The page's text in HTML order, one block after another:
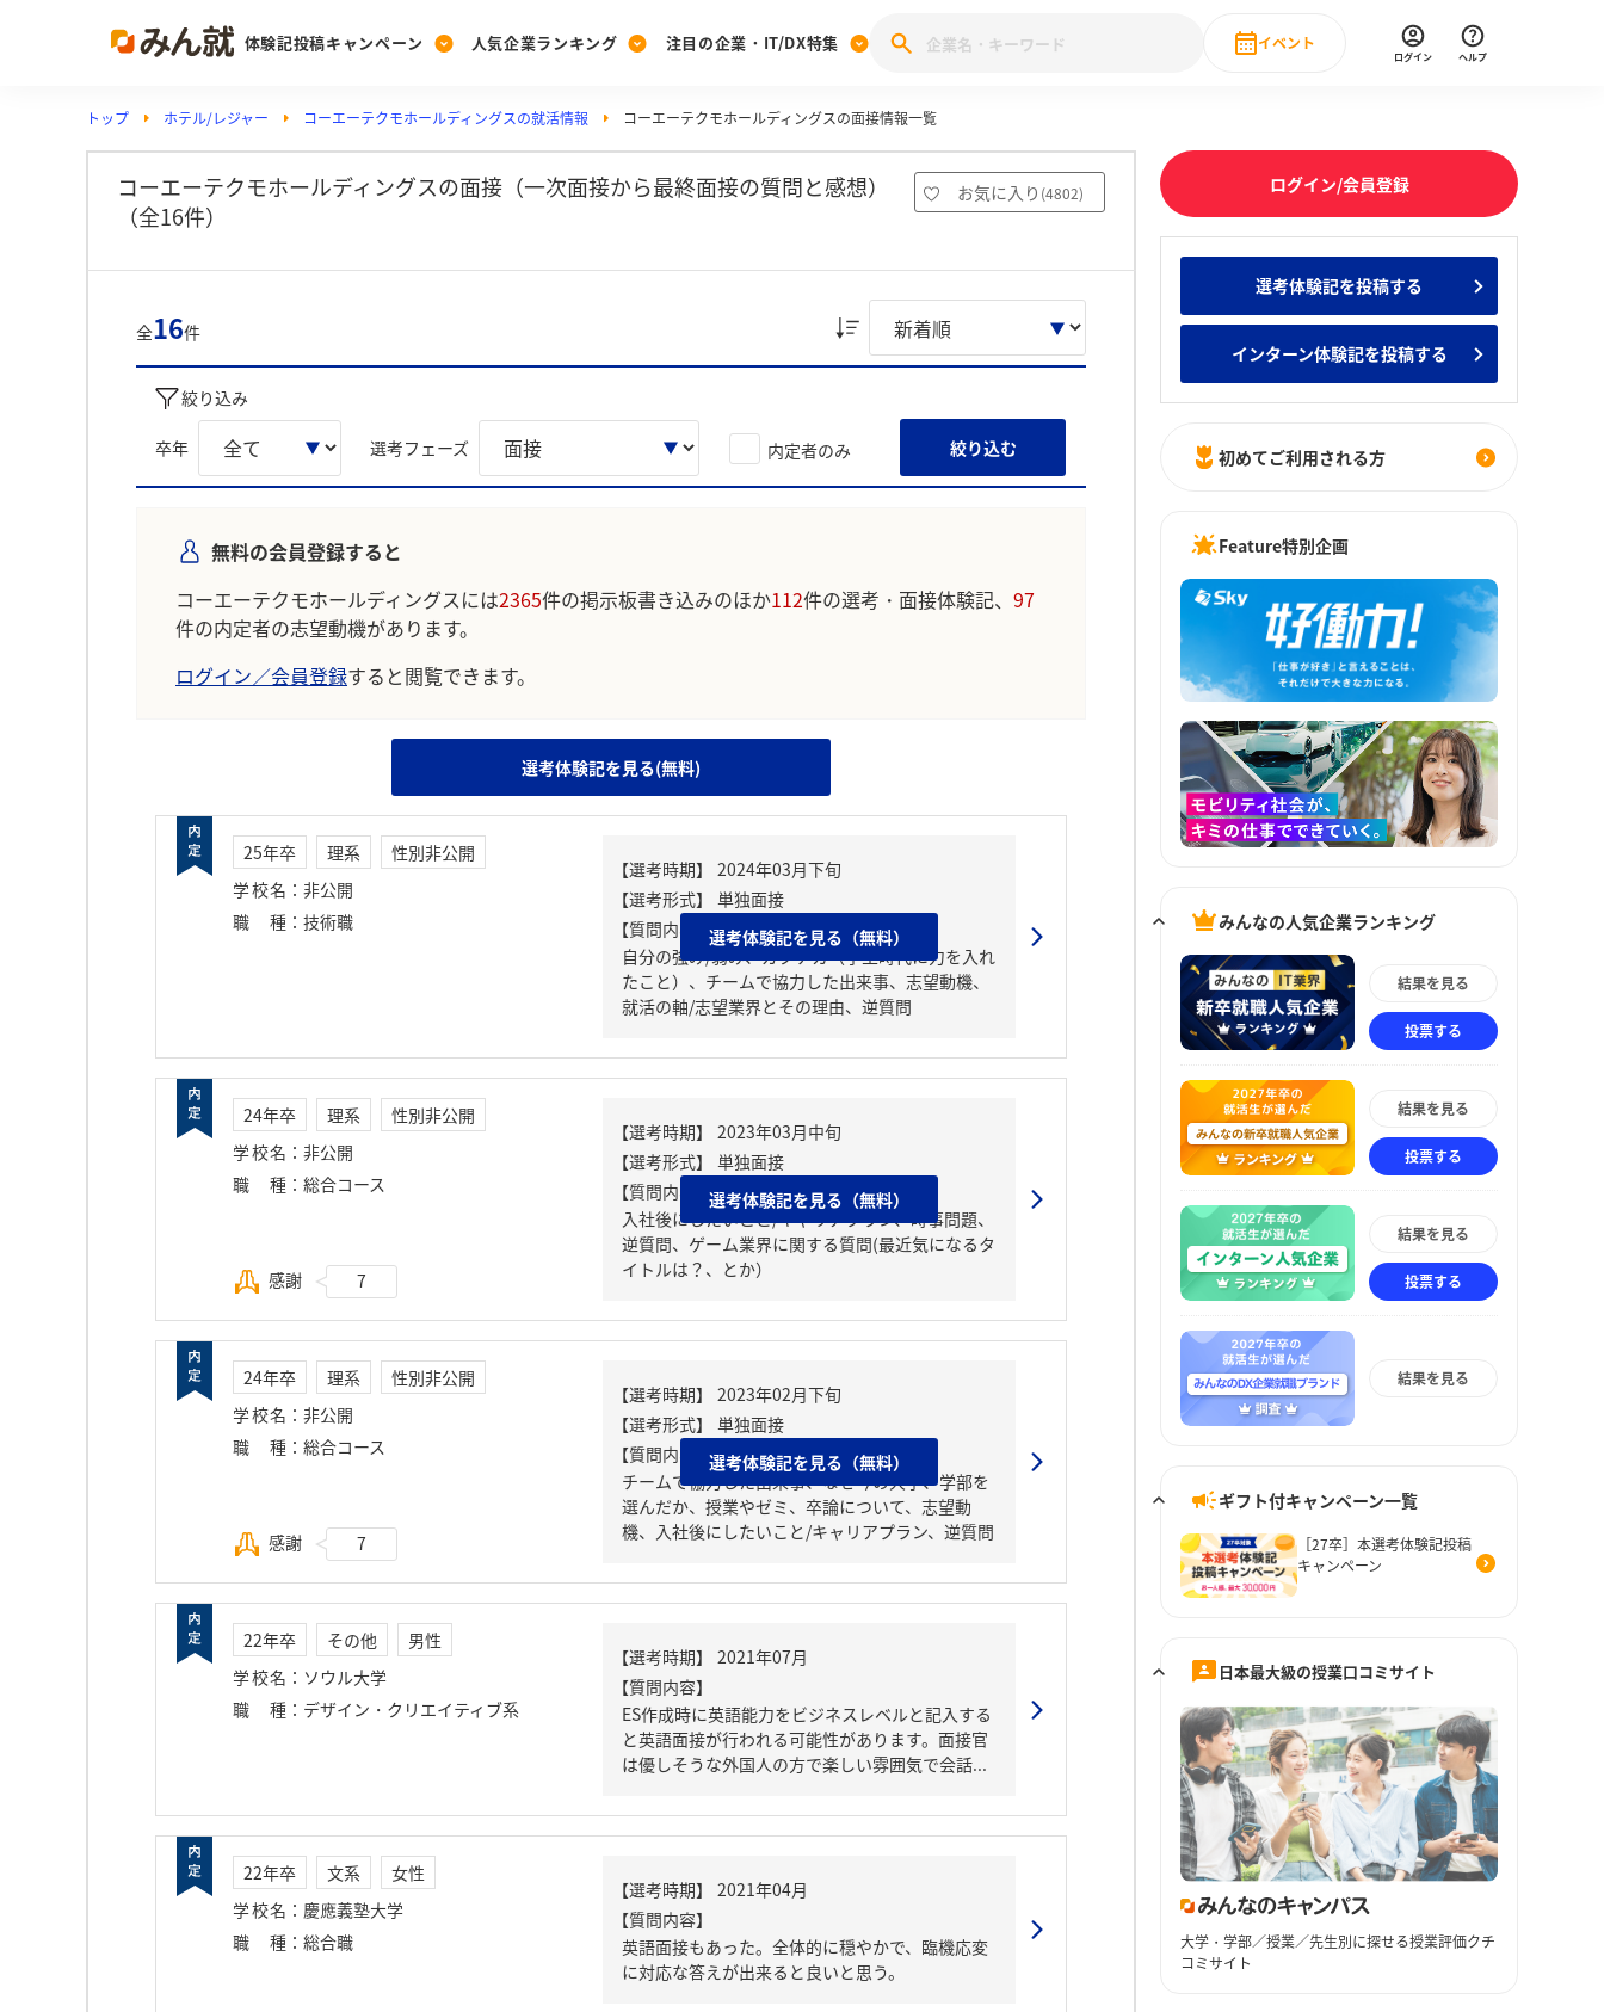
体験記投稿キャンペーン
Post
投稿する
[27卒] 本選考体験記投稿キャンペーン
人気企業ランキング
Ranking
ランキングを見る
みんなのDX企業就職ブランド調査
Vote みんなの新卒就職人気企業ランキング みんなのインターン人気企業ランキ
注目の企業・IT/DX特集
PickUp
注目の企業特集
28卒 IT・DX現場社員インタビュー
イベント
直近のイベント一覧
ログイン ヘルプ
トップ ホテル/レジャー コーエーテクモホールディングスの就活情報 コーエーテクモホールディングスの面接情報一覧
コーエーテクモホールディングスの面接（一次面接から最終面接の質問と感想）
（全16件）
お気に入り (4802)
全16件
絞り込み
卒年 選考フェーズ 内定者のみ 絞り込む
無料の会員登録すると
コーエーテクモホールディングスには2365件の掲示板書き込みのほか112件の選考・面接体験記、 97
件の内定者の志望動機があります。
ログイン／会員登録すると閲覧できます。
選考体験記を見る(無料)
25年卒 理系
性別非公開
学校名 ： 非公開
職種 ： 技術職
【質問内容・課題】
自分の強み/弱み、ガクチカ（学生時代に力を入れ
たこと）、チームで協力した出来事、志望動機、
就活の軸/志望業界とその理由、逆質問
選考体験記を見る（無料）
24年卒 理系
性別非公開
学校名 ： 非公開
職種 ： 総合コース
感謝 7
【質問内容・課題】
入社後にしたいこと/キャリアプラン、時事問題、
逆質問、ゲーム業界に関する質問(最近気になるタ
イトルは？、とか）
選考体験記を見る（無料）
24年卒 理系
性別非公開
学校名 ： 非公開
職種 ： 総合コース
感謝 7
【質問内容・課題】
チームで協力した出来事、なぜ今の大学、学部を
選んだか、授業やゼミ、卒論について、志望動
機、入社後にしたいこと/キャリアプラン、逆質問
選考体験記を見る（無料）
22年卒 その他
男性
学校名 ： ソウル大学
職種 ： デザイン・クリエイティブ系
【質問内容】
ES作成時に英語能力をビジネスレベルと記入する
と英語面接が行われる可能性があります。面接官
は優しそうな外国人の方で楽しい雰囲気で会話...
22年卒 文系
女性
学校名 ： 慶應義塾大学
職種 ： 総合職
【質問内容】
英語面接もあった。全体的に穏やかで、臨機応変
に対応な答えが出来ると良いと思う。
ログイン/会員登録
選考体験記を投稿する
インターン体験記を投稿する
初めてご利用される方
Feature特別企画
みんなの人気企業ランキング
結果を見る
投票する
結果を見る
投票する
結果を見る
投票する
結果を見る
ギフト付キャンペーン一覧
［27卒］本選考体験記投稿
キャンペーン
日本最大級の授業口コミサイト
大学・学部／授業／先生別に探せる授業評価クチ
コミサイト